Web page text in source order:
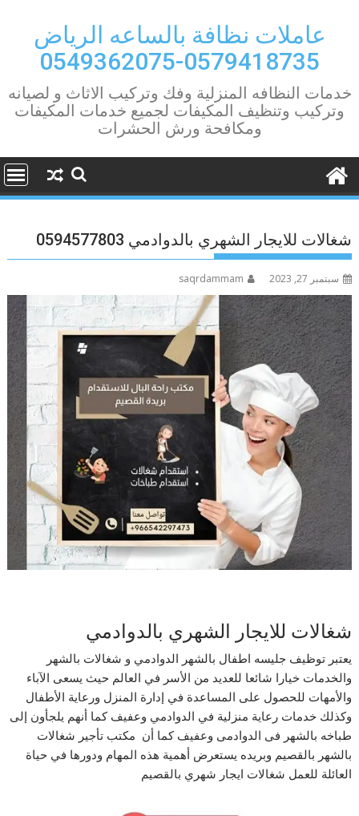
contentعاملات نظافة بالساعه الرياض
0579418735-0549362075
خدمات النظافه المنزلية وفك وتركيب الاثاث و لصيانه
وتركيب وتنظيف المكيفات لجميع خدمات المكيفات
ومكافحة ورش الحشرات
شغالات للايجار الشهري بالدوادمي 0594577803
سبتمبر 27, 2023 saqrdammam
شغالات للايجار الشهري بالدوادمي
يعتبر توظيف جليسه اطفال بالشهر الدوادمي و شغالات بالشهر
والخدمات خيارا شائعا للعديد من الأسر في العالم حيث يسعى الآباء
والأمهات للحصول على المساعدة في إدارة المنزل ورعاية الأطفال
وكذلك خدمات رعاية منزلية في الدوادمي وعفيف كما أنهم يلجأون إلى
طباخه بالشهر فى الدوادمى وعفيف كما أن مكتب تأجير شغالات
بالشهر بالقصيم وبريده يستعرض أهمية هذه المهام ودورها في حياة
العائلة للعمل شغالات ايجار شهري بالقصيم